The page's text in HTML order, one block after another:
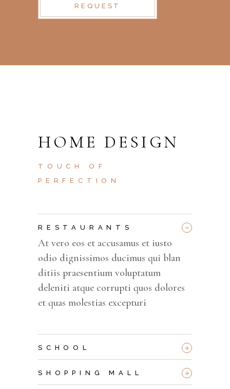
REQUEST
HOME DESIGN
TOUCH OF
PERFECTION
RESTAURANTS _
At vero eos et accusamus et iusto
odio dignissimos ducimus qui blan
ditiis praesentium voluptatum
deleniti atque corrupti quos dolores
et quas molestias excepturi
SCHOOL +
SHOPPING MALL +